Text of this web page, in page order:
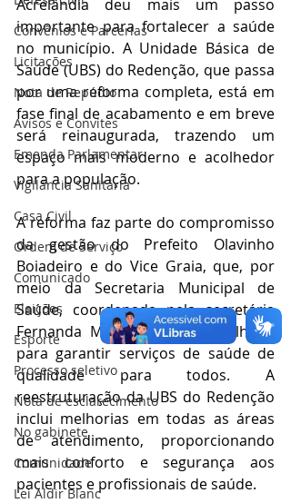
Convênios e Parcerias
Licitações
Nota de Repúdio
Avisos e Convites
Emenda Parlamentar
Vigilância Sanitária
Casa Civil
Ordem de Serviço
Comunicado
Eleições
Esporte
Processo seletivo
Nota de esclarecimento
No gabinete
Comunidade
Lei Aldir Blanc
Acrelândia deu mais um passo
importante para fortalecer a saúde
no município. A Unidade Básica de
Saúde (UBS) do Redenção, que passa
por uma reforma completa, está em
fase final de acabamento e em breve
será reinaugurada, trazendo um
espaço mais moderno e acolhedor
para a população.
A reforma faz parte do compromisso
da gestão do Prefeito Olavinho
Boiadeiro e do Vice Graia, que, por
meio da Secretaria Municipal de
Saúde, coordenada pela secretária
Fernanda Menezes, têm trabalhado
para garantir serviços de saúde de
qualidade para todos. A
reestruturação da UBS do Redenção
inclui melhorias em todas as áreas
de atendimento, proporcionando
mais conforto e segurança aos
pacientes e profissionais de saúde.